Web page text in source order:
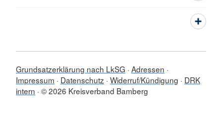
Grundsatzerklärung nach LkSG Adressen
Impressum
Datenschutz Widerruf/Kündigung
DRK
intern © 2026 Kreisverband Bamberg